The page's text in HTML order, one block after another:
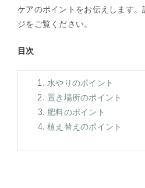
ケアのポイントをお伝えします
ジをご覧ください。
目次
水やりのポイント
置き場所のポイント
肥料のポイント
植え替えのポイント